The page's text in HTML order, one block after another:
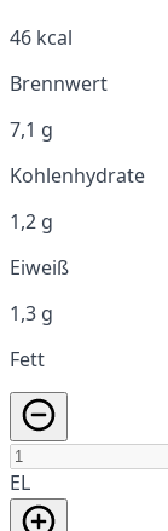
46 kcal
Brennwert
7,1 g
Kohlenhydrate
1,2 g
Eiweiß
1,3 g
Fett
EL